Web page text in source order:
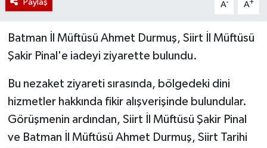
Paylaş A- A+
Batman İl Müftüsü Ahmet Durmuş, Siirt İl Müftüsü
Şakir Pinal'e iadeyi ziyarette bulundu.
Bu nezaket ziyareti sırasında, bölgedeki dini
hizmetler hakkında fikir alışverişinde bulundular.
Görüşmenin ardından, Siirt İl Müftüsü Şakir Pinal
ve Batman İl Müftüsü Ahmet Durmuş, Siirt Tarihi